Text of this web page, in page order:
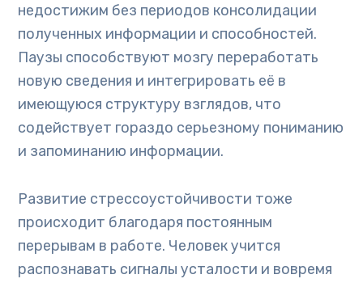
недостижим без периодов консолидации
полученных информации и способностей.
Паузы способствуют мозгу переработать
новую сведения и интегрировать её в
имеющуюся структуру взглядов, что
содействует гораздо серьезному пониманию
и запоминанию информации.
Развитие стрессоустойчивости тоже
происходит благодаря постоянным
перерывам в работе. Человек учится
распознавать сигналы усталости и вовремя